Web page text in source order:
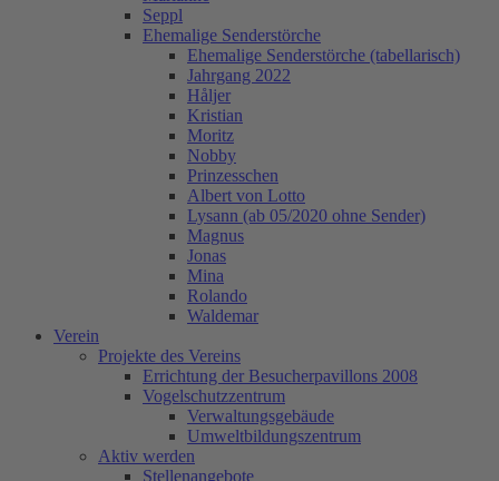
Seppl
Ehemalige Senderstörche
Ehemalige Senderstörche (tabellarisch)
Jahrgang 2022
Håljer
Kristian
Moritz
Nobby
Prinzesschen
Albert von Lotto
Lysann (ab 05/2020 ohne Sender)
Magnus
Jonas
Mina
Rolando
Waldemar
Verein
Projekte des Vereins
Errichtung der Besucherpavillons 2008
Vogelschutzzentrum
Verwaltungsgebäude
Umweltbildungszentrum
Aktiv werden
Stellenangebote